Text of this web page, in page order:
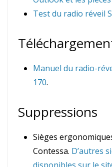
Test du radio réveil
Manuel du radio-
170.
Suppressions
Sièges
Contessa. D’autres